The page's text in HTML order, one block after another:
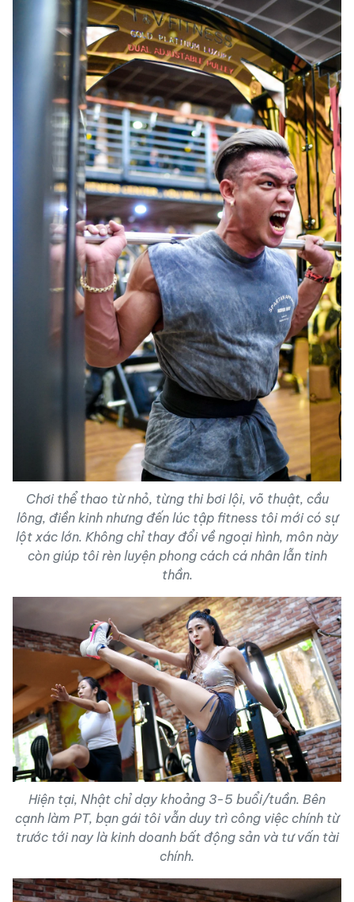
Chơi thể thao từ nhỏ, từng thi bơi lội, võ thuật, cầu
lông, điền kinh nhưng đến lúc tập fitness tôi mới có sự
lột xác lớn. Không chỉ thay đổi về ngoại hình, môn này
còn giúp tôi rèn luyện phong cách cá nhân lẫn tinh
thần.
Hiện tại, Nhật chỉ dạy khoảng 3-5 buổi/tuần. Bên
cạnh làm PT, bạn gái tôi vẫn duy trì công việc chính từ
trước tới nay là kinh doanh bất động sản và tư vấn tài
chính.